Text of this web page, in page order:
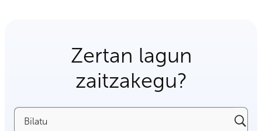
Zertan lagun
zaitzakegu?
Bilatu